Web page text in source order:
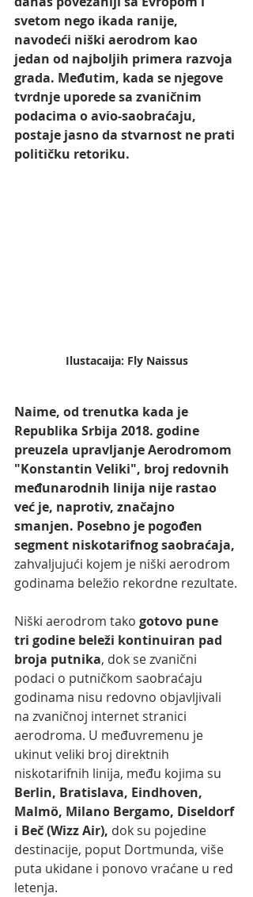
svetom nego ikada ranije,
navodeći niški aerodrom kao
jedan od najboljih primera razvoja
grada. Međutim, kada se njegove
tvrdnje uporede sa zvaničnim
podacima o avio-saobraćaju,
postaje jasno da stvarnost ne prati
političku retoriku.
Ilustacaija: Fly Naissus
Naime, od trenutka kada je
Republika Srbija 2018. godine
preuzela upravljanje Aerodromom
"Konstantin Veliki", broj redovnih
međunarodnih linija nije rastao
već je, naprotiv, značajno
smanjen. Posebno je pogođen
segment niskotarifnog saobraćaja,
zahvaljujući kojem je niški aerodrom
godinama beležio rekordne rezultate.
Niški aerodrom tako gotovo pune
tri godine beleži kontinuiran pad
broja putnika, dok se zvanični
podaci o putničkom saobraćaju
godinama nisu redovno objavljivali
na zvaničnoj internet stranici
aerodroma. U međuvremenu je
ukinut veliki broj direktnih
niskotarifnih linija, među kojima su
Berlin, Bratislava, Eindhoven,
Malmö, Milano Bergamo, Diseldorf
i Beč (Wizz Air), dok su pojedine
destinacije, poput Dortmunda, više
puta ukidane i ponovo vraćane u red
letenja.